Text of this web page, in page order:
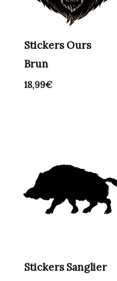
Stickers Ours
Brun
18,99€
Stickers Sanglier